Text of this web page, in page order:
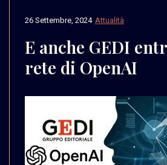
Attualità
26 Settembre, 2024
E anche GEDI
rete di OpenAI